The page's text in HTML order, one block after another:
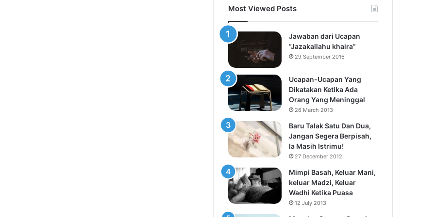
Most Viewed Posts
Jawaban dari Ucapan
“Jazakallahu khaira”
29 September 2016
Ucapan-Ucapan Yang
Dikatakan Ketika Ada
Orang Yang Meninggal
26 March 2013
Baru Talak Satu Dan Dua,
Jangan Segera Berpisah,
Ia Masih Istrimu!
27 December 2012
Mimpi Basah, Keluar Mani,
keluar Madzi, Keluar
Wadhi Ketika Puasa
12 July 2013